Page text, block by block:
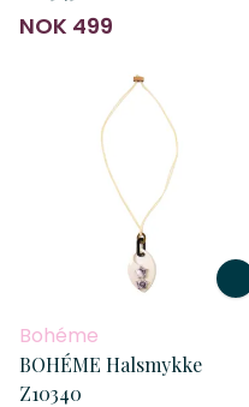
NOK 499
Bohéme
BOHÉME Halsmykke
Z10340